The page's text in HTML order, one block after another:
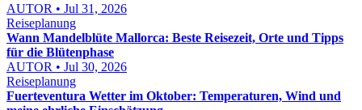
AUTOR • Jul 31, 2026
Reiseplanung
Wann Mandelblüte Mallorca: Beste Reisezeit, Orte und Tipps
für die Blütenphase
AUTOR • Jul 30, 2026
Reiseplanung
Fuerteventura Wetter im Oktober: Temperaturen, Wind und